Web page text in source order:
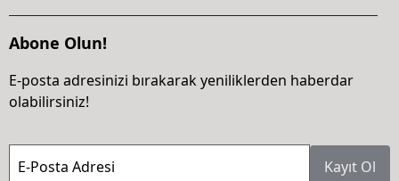
Abone Olun!
E-posta adresinizi bırakarak yeniliklerden haberdar
olabilirsiniz!
E-Posta Adresi Kayıt Ol